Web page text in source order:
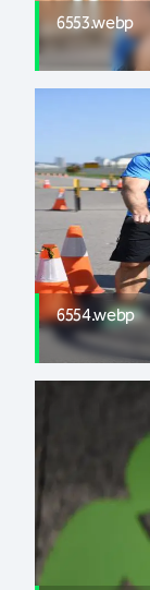
6553.webp
6554.webp